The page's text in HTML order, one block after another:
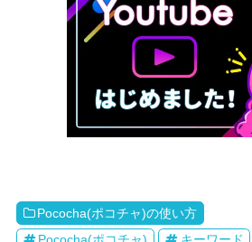
Pococha(ポコチャ)の使い方